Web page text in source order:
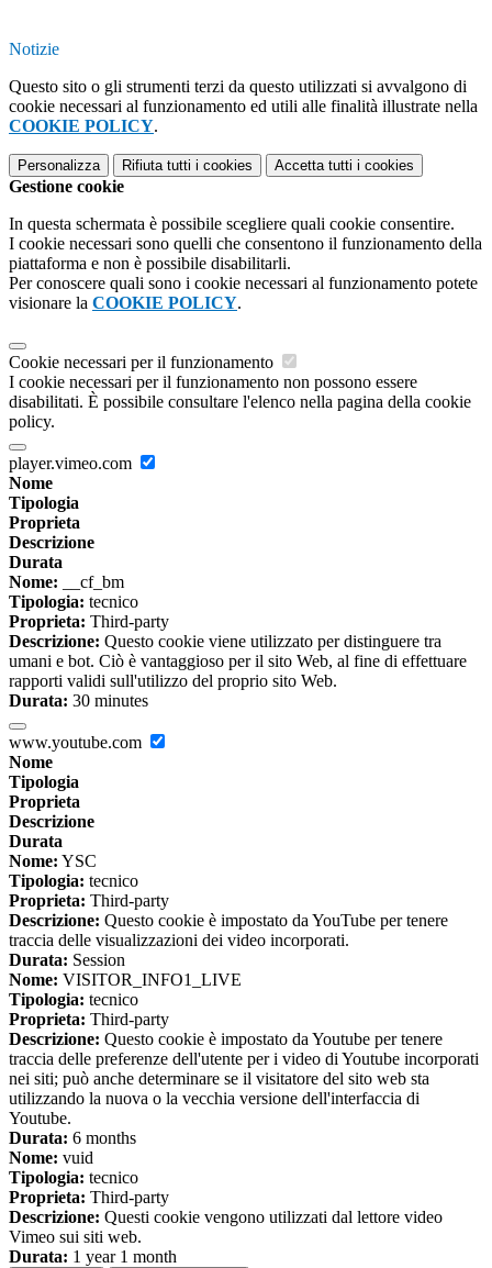
Notizie
Questo sito o gli strumenti terzi da questo utilizzati si avvalgono di
cookie necessari al funzionamento ed utili alle finalità illustrate nella
COOKIE POLICY.
Personalizza Rifiuta tutti i cookies Accetta tutti i cookies
Gestione cookie
In questa schermata è possibile scegliere quali cookie consentire.
I cookie necessari sono quelli che consentono il funzionamento della
piattaforma e non è possibile disabilitarli.
Per conoscere quali sono i cookie necessari al funzionamento potete
visionare la COOKIE POLICY.
Cookie necessari per il funzionamento
I cookie necessari per il funzionamento non possono essere
disabilitati. È possibile consultare l'elenco nella pagina della cookie
policy.
player.vimeo.com
Nome
Tipologia
Proprieta
Descrizione
Durata
Nome: __cf_bm
Tipologia: tecnico
Proprieta: Third-party
Descrizione: Questo cookie viene utilizzato per distinguere tra
umani e bot. Ciò è vantaggioso per il sito Web, al fine di effettuare
rapporti validi sull'utilizzo del proprio sito Web.
Durata: 30 minutes
www.youtube.com
Nome
Tipologia
Proprieta
Descrizione
Durata
Nome: YSC
Tipologia: tecnico
Proprieta: Third-party
Descrizione: Questo cookie è impostato da YouTube per tenere
traccia delle visualizzazioni dei video incorporati.
Durata: Session
Nome: VISITOR_INFO1_LIVE
Tipologia: tecnico
Proprieta: Third-party
Descrizione: Questo cookie è impostato da Youtube per tenere
traccia delle preferenze dell'utente per i video di Youtube incorporati
nei siti; può anche determinare se il visitatore del sito web sta
utilizzando la nuova o la vecchia versione dell'interfaccia di
Youtube.
Durata: 6 months
Nome: vuid
Tipologia: tecnico
Proprieta: Third-party
Descrizione: Questi cookie vengono utilizzati dal lettore video
Vimeo sui siti web.
Durata: 1 year 1 month